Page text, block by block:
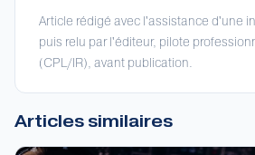
Article rédigé avec l'assistance d'une
puis relu par l'éditeur, pilote
(CPL/IR), avant publication.
Articles similaires